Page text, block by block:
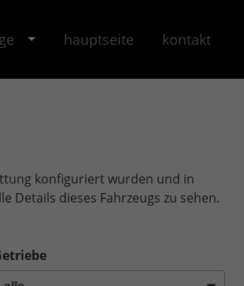
hauptseite kontakt
konfiguriert wurden und in
Details dieses Fahrzeugs zu sehen.